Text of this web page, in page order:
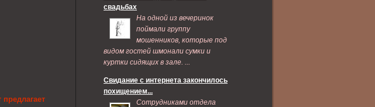
свадьбах
На одной из вечеринок
поймали группу
мошенников, которые под
видом гостей шмонали сумки и
куртки сидящих в зале. ...
Свидание с интернета закончилось
похищением...
Сотрудниками отдела